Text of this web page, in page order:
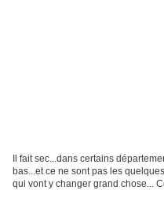
Il fait sec...dans certains
bas...et ce ne sont pas les
qui vont y changer grand chose...